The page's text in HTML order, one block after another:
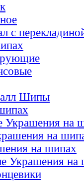
с
Шипы
Украшения на
на
на шипах
Украшения на